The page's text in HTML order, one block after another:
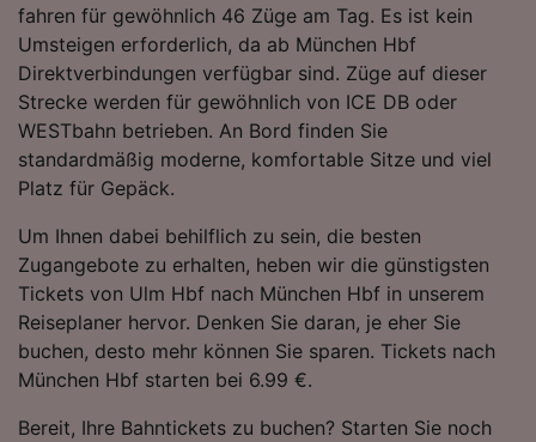
fahren für gewöhnlich 46 Züge am Tag. Es ist kein
Umsteigen erforderlich, da ab München Hbf
Direktverbindungen verfügbar sind. Züge auf dieser
Strecke werden für gewöhnlich von ICE DB oder
WESTbahn betrieben. An Bord finden Sie
standardmäßig moderne, komfortable Sitze und viel
Platz für Gepäck.
Um Ihnen dabei behilflich zu sein, die besten
Zugangebote zu erhalten, heben wir die günstigsten
Tickets von Ulm Hbf nach München Hbf in unserem
Reiseplaner hervor. Denken Sie daran, je eher Sie
buchen, desto mehr können Sie sparen. Tickets nach
München Hbf starten bei 6.99 €.
Bereit, Ihre Bahntickets zu buchen? Starten Sie noch
Folgendes bereitzustellen:
Verwendung genauer Standortdaten.
Endgeräteeigenschaften zur Identifikation
aktiv abfragen. Speichern von oder Zugriff auf
Informationen auf einem Endgerät.
Personalisierte Werbung und Inhalte, Messung
von Werbeleistung und der Performance von
Inhalten, Zielgruppenforschung sowie
Angeboten.
Liste der Partner (Lieferanten)